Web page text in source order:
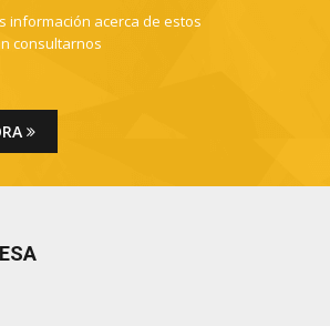
información acerca de estos
consultarnos